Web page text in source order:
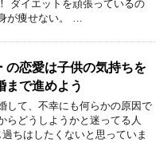
ダイエットを頑張っているの
が痩せない。 …
の恋愛は子供の気持ちを
まで進めよう
して、不幸にも何らかの原因で
らどうしようかと迷ってる人
ちはしたくないと思っていま